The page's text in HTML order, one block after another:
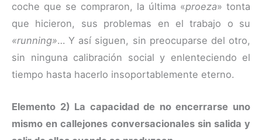
coche que se compraron, la última «proeza» tonta
que hicieron, sus problemas en el trabajo o su
«running»… Y así siguen, sin preocuparse del otro,
sin ninguna calibración social y enlenteciendo el
tiempo hasta hacerlo insoportablemente eterno.
Elemento 2) La capacidad de no encerrarse uno
mismo en callejones conversacionales sin salida y